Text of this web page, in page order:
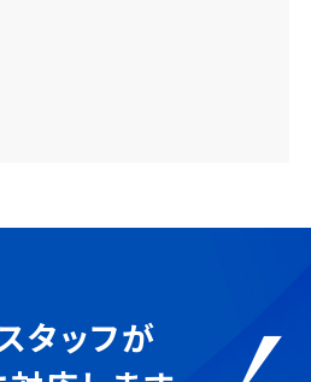
タッフが